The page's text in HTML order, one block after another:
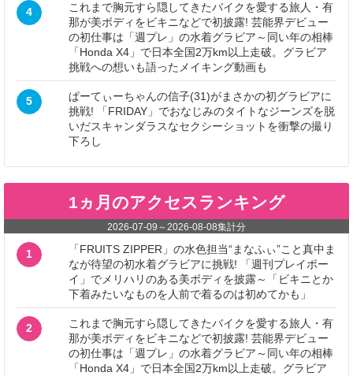
4
これまで胸元すら隠してきたバイクを愛する旅人・有
那が美ボディをビキニなどで初披露! 芸能界デビュー
の初仕事は「週プレ」の水着グラビア～同い年の相棒
「Honda X4」で日本全国2万km以上走破。グラビア
挑戦への想いも語ったメイキング動画も
5
ぱーてぃーちゃんの信子(31)がまさかの初グラビアに
挑戦! 「FRIDAY」でおなじみのタイトなジーンズを脱
いだスキャンダラスなセクシーショットを衝撃の撮り
下ろし
1ヵ月のアクセスランキング
2026-07-09 ～2026-08-08集計分
1
「FRUITS ZIPPER」の水色担当“まなふぃ”こと真中ま
なが待望の初水着グラビアに挑戦! 「週刊プレイボー
イ」でメリハリのある美ボディを披露～「ビキニとか
下着みたいなものを人前で着るのは初めてかも」
2
これまで胸元すら隠してきたバイクを愛する旅人・有
那が美ボディをビキニなどで初披露! 芸能界デビュー
の初仕事は「週プレ」の水着グラビア～同い年の相棒
「Honda X4」で日本全国2万km以上走破。グラビア